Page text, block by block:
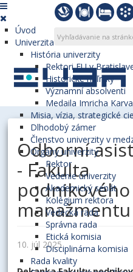
Úvod
Univerzita
História univerzity
Rektori EU v
Historické míľniky
Významní absolventi
Medaila Imricha
Misia, vízia, strategické
Dlhodobý zámer
Členstvo univerzity v
Orgány univerzity
Rektor
Vedenie univerzity
Akademický senát
Kolégium rektora
Vedecká rada
Správna rada
Etická komisia
Disciplinárna komisia
Rada kvality
Odborní
- Fakulta
podnikového
manažmentu
10. júl 2025